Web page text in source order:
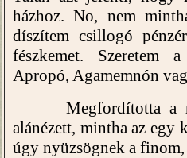
házhoz. No, nem
díszítem csillogó
fészkemet. Szeretem
Apropó, Agamemnón
Megfordította a
alánézett, mintha az egy
úgy nyüzsögnek a